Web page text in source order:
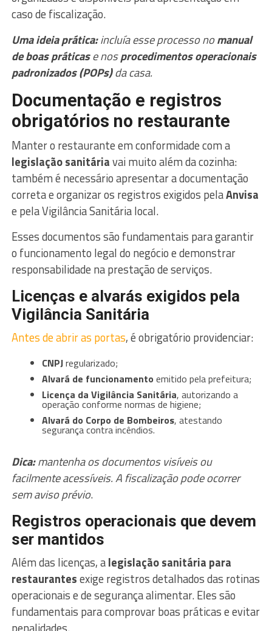
caso de fiscalização.
Uma ideia prática:incluía esse processo nomanual
de boas práticase nosprocedimentos operacionais
padronizados (POPs)da casa.
Documentação e registros
obrigatórios no restaurante
Manter o restaurante em conformidade com a
legislação sanitáriavai muito além da cozinha:
também é necessário apresentar a documentação
correta e organizar os registros exigidos pelaAnvisa
e pela Vigilância Sanitária local.
Esses documentos são fundamentais para garantir
o funcionamento legal do negócio e demonstrar
responsabilidade na prestação de serviços.
Licenças e alvarás exigidos pela
Vigilância Sanitária
Antes de abrir as portas, é obrigatório providenciar:
CNPJregularizado;
Alvará de funcionamento emitido pela prefeitura;
Licença da Vigilância Sanitária, autorizando a
operação conforme normas de higiene;
Alvará do Corpo de Bombeiros, atestando
segurança contra incêndios.
Dica:mantenha os documentos visíveis ou
facilmente acessíveis. A fiscalização pode ocorrer
sem aviso prévio.
Registros operacionais que devem
ser mantidos
Além das licenças, alegislação sanitária para
restaurantesexige registros detalhados das rotinas
operacionais e de segurança alimentar. Eles são
fundamentais para comprovar boas práticas e evitar